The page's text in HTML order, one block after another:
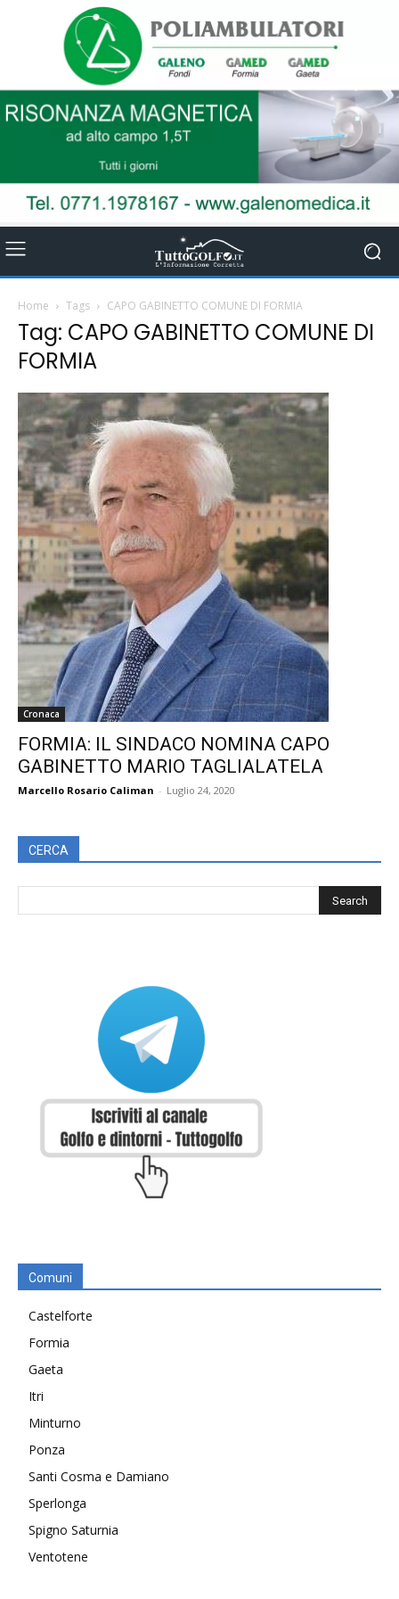
Home Tags CAPO GABINETTO COMUNE DI FORMIA
Tag: CAPO GABINETTO COMUNE DI
FORMIA
Cronaca
FORMIA: IL SINDACO NOMINA CAPO
GABINETTO MARIO TAGLIALATELA
Marcello Rosario Caliman - Luglio 24, 2020
CERCA
Comuni
Castelforte
Formia
Gaeta
Itri
Minturno
Ponza
Santi Cosma e Damiano
Sperlonga
Spigno Saturnia
Ventotene